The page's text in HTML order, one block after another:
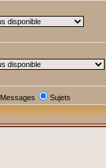
Messages Sujets